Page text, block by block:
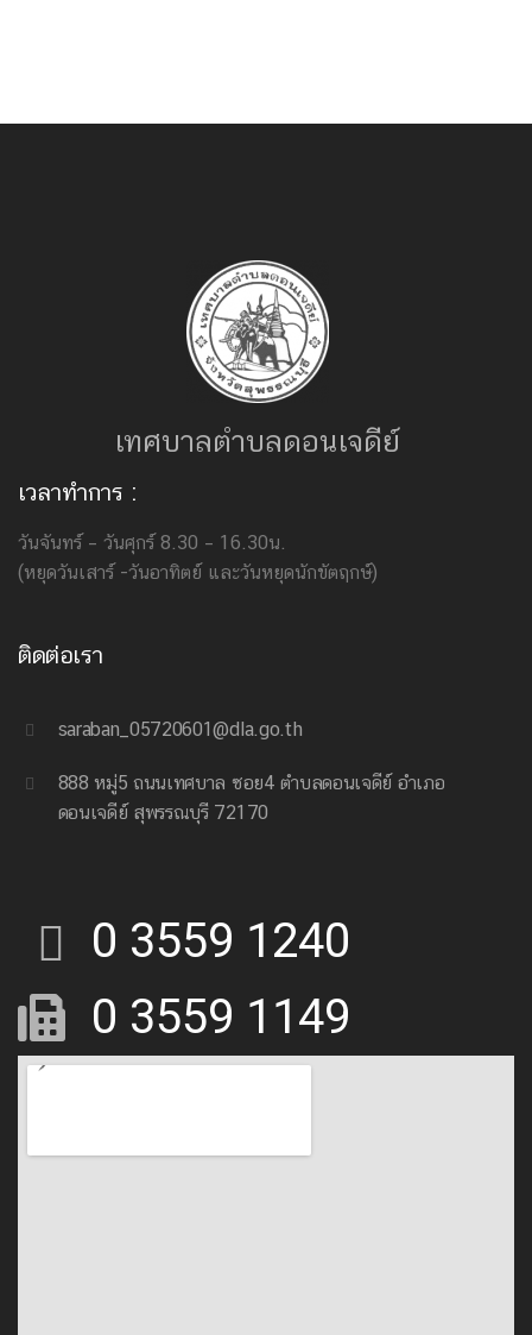
เทศบาลตำบลดอนเจดีย์
เวลาทำการ :
วันจันทร์ – วันศุกร์ 8.30 – 16.30น.
(หยุดวันเสาร์ -วันอาทิตย์ และวันหยุดนักขัตฤกษ์)
ติดต่อเรา
saraban_05720601@dla.go.th
888 หมู่5 ถนนเทศบาล ซอย4 ตำบลดอนเจดีย์ อำเภอ
ดอนเจดีย์ สุพรรณบุรี 72170
0 3559 1240
0 3559 1149